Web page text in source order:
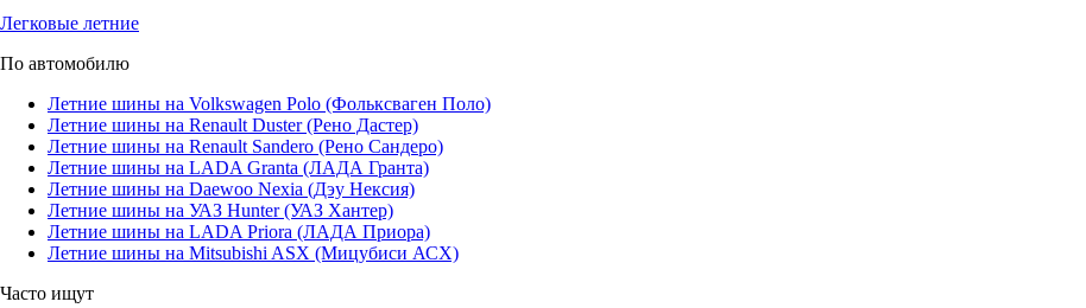
Легковые летние
По автомобилю
Летние шины на Volkswagen Polo (Фольксваген Поло)
Летние шины на Renault Duster (Рено Дастер)
Летние шины на Renault Sandero (Рено Сандеро)
Летние шины на LADA Granta (ЛАДА Гранта)
Летние шины на Daewoo Nexia (Дэу Нексия)
Летние шины на УАЗ Hunter (УАЗ Хантер)
Летние шины на LADA Priora (ЛАДА Приора)
Летние шины на Mitsubishi ASX (Мицубиси АСХ)
Часто ищут